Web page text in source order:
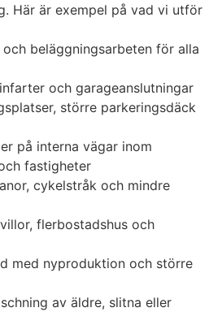
Här är exempel på vad vi utför
beläggningsarbeten för alla
och garageanslutningar
större parkeringsdäck
på interna vägar inom
fastigheter
cykelstråk och mindre
flerbostadshus och
med nyproduktion och större
av äldre, slitna eller